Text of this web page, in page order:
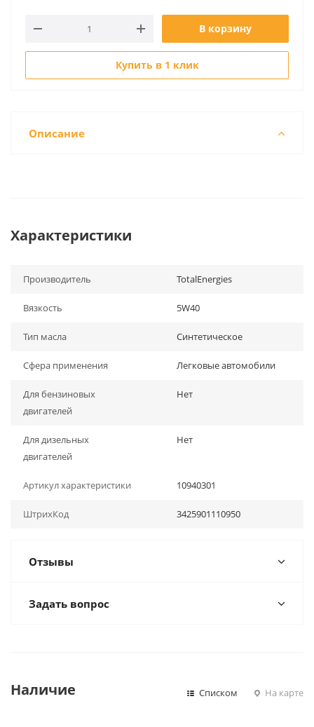
В корзину
Купить в 1 клик
Описание
Характеристики
Производитель TotalEnergies
Вязкость 5W40
Тип масла Синтетическое
Сфера применения Легковые автомобили
Для бензиновых
двигателей
Нет
Для дизельных
двигателей
Нет
Артикул характеристики 10940301
ШтрихКод 3425901110950
Отзывы
Задать вопрос
Наличие Списком На карте